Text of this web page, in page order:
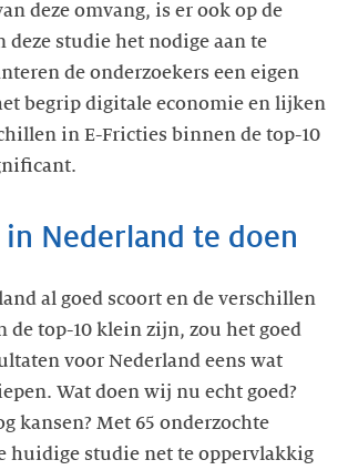
deze omvang, is er ook op de
deze studie het nodige aan te
de onderzoekers een eigen
begrip digitale economie en lijken
in E-Fricties binnen de top-10
in Nederland te doen
al goed scoort en de verschillen
de top-10 klein zijn, zou het goed
voor Nederland eens wat
Wat doen wij nu echt goed?
kansen? Met 65 onderzochte
huidige studie net te oppervlakkig